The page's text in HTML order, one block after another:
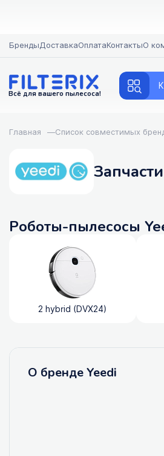
БрендыДоставкаОплатаКонтактыО
Всё для вашего пылесоса!
Главная —Список совместимых
Роботы-пылесосы
2 hybrid (DVX24)
О бренде Yeedi